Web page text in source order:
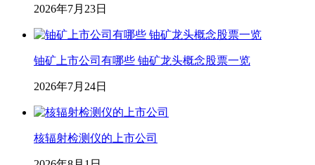
2026年7月23日
铀矿上市公司有哪些 铀矿龙头概念股票一览
2026年7月24日
核辐射检测仪的上市公司